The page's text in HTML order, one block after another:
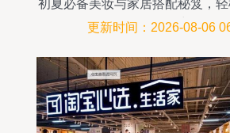
初夏必备美妆与家居搭配秘笈，
活力
更新时间：2026-08-06